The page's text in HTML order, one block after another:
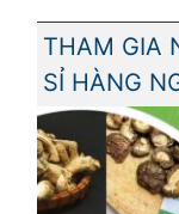
THAM GIA
SỈ HÀNG